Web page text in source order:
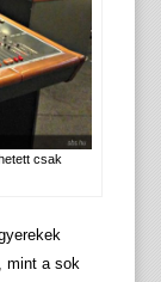
csak
mint a sok